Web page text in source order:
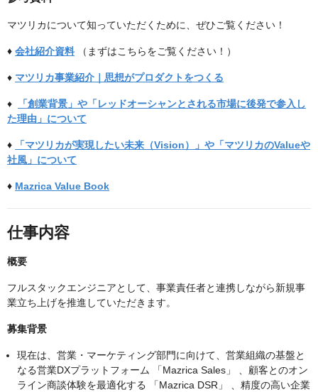
マツリカについて知っていただくために、ぜひご覧ください！
♦︎ 会社紹介資料 （まずはこちらをご覧ください！）
♦︎ マツリカ事業紹介｜思想がプロダクトをつくる
♦︎
「創業背景」や「レッドオーシャンとされる市場に後発で参入し
た理由」について
♦︎
「マツリカが実現したい未来（Vision）」や「マツリカのValueや
社風」について
♦︎ Mazrica Value Book
仕事内容
概要
フルスタックエンジニアとして、事業責任者と連携しながら新規事
業立ち上げを推進していただきます。
募集背景
現在は、営業・マーケティング部門に向けて、営業組織の基盤と
なる営業DXプラットフォーム 「Mazrica Sales」 、顧客とのオン
ライン商談体験を最適化する 「Mazrica DSR」 、精度の高い企業